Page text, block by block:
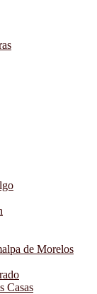
de Morelos
Casas